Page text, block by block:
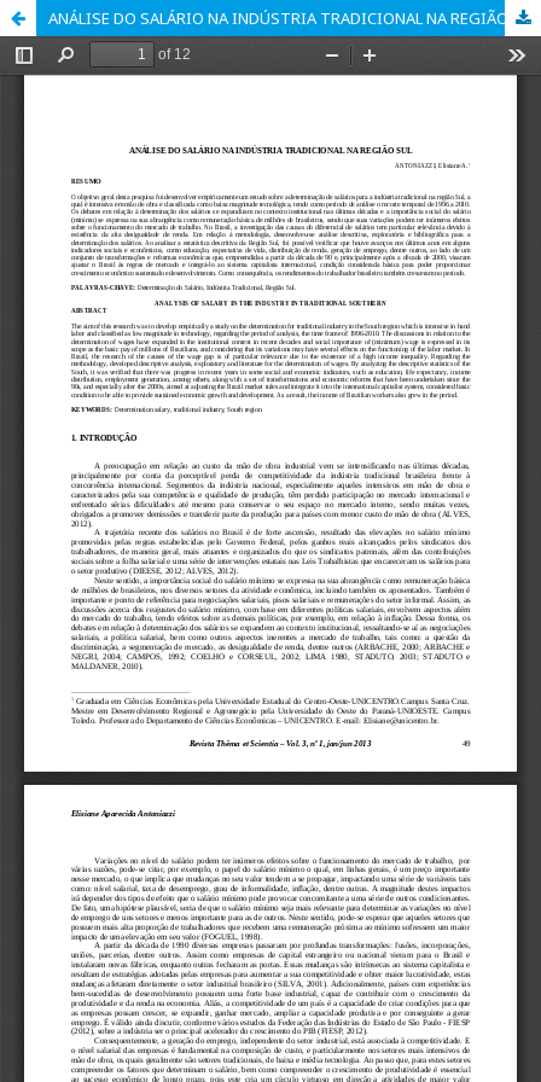
ANÁLISE DO SALÁRIO NA INDÚSTRIA TRADICIONAL NA REGIÃO SUL